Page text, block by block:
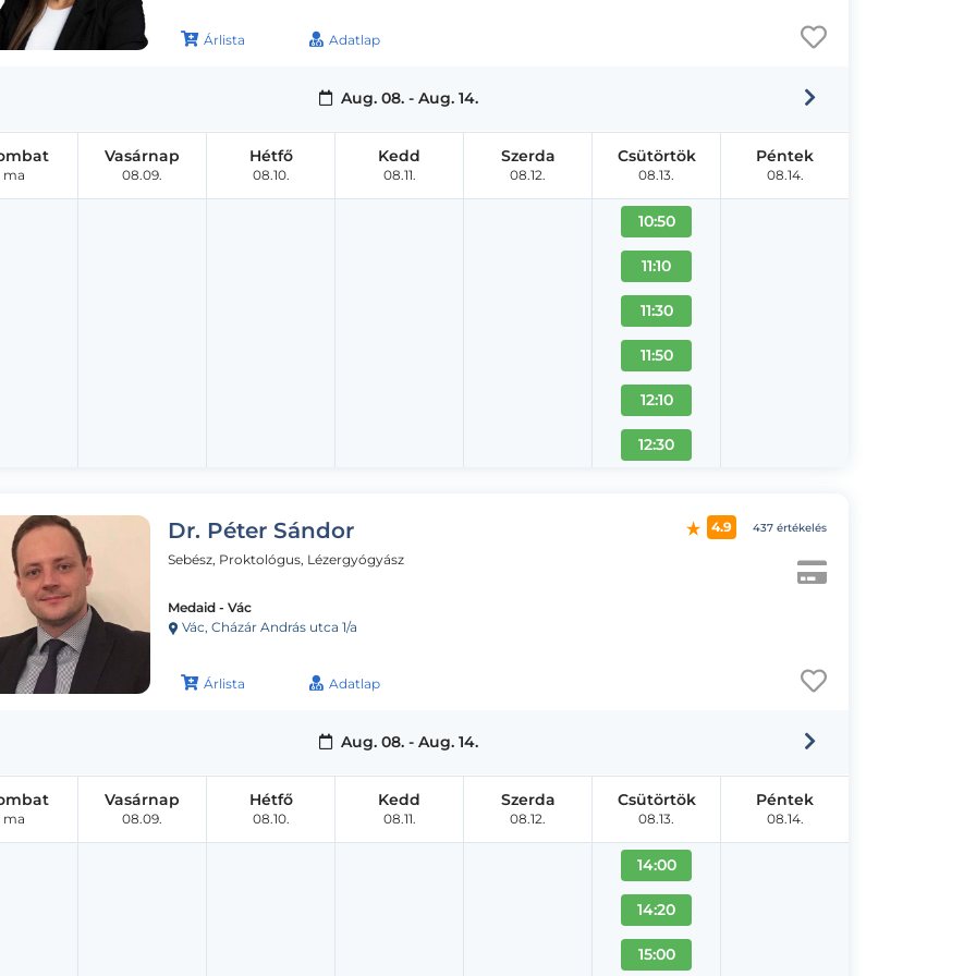
Árlista Adatlap
Aug. 08. - Aug. 14.
ma
Vasárnap
08.09.
Hétfő
08.10.
Kedd
08.11.
Szerda
08.12.
Csütörtök
08.13.
10:50
11:10
11:30
11:50
12:10
12:30
Péntek
08.14.
Dr. Péter Sándor
Sebész, Proktológus, Lézergyógyász
Medaid - Vác
Vác, Cházár András utca 1/a
Árlista Adatlap
4.9 437 értékelés
Aug. 08. - Aug. 14.
ma
Vasárnap
08.09.
Hétfő
08.10.
Kedd
08.11.
Szerda
08.12.
Csütörtök
08.13.
14:00
14:20
15:00
Péntek
08.14.